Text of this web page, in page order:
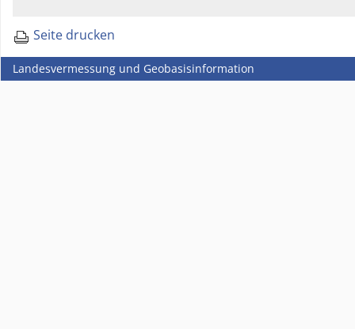
Seite drucken
Landesvermessung und Geobasisinformation